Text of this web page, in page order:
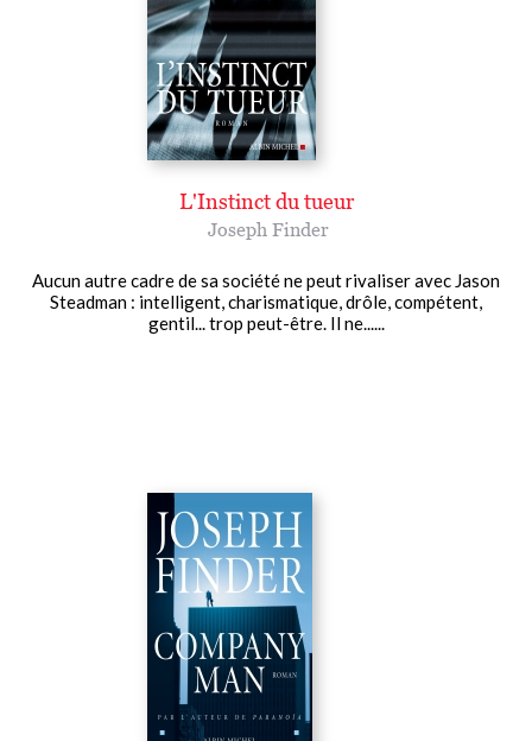
L'Instinct du tueur
Joseph Finder
Aucun autre cadre de sa société ne peut rivaliser avec Jason
Steadman : intelligent, charismatique, drôle, compétent,
gentil... trop peut-être. Il ne......